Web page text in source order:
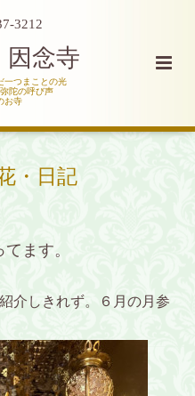
3212
念寺
一つまことの光
陀の呼び声
お寺
・日記
ます。
介しきれず。６月の月参